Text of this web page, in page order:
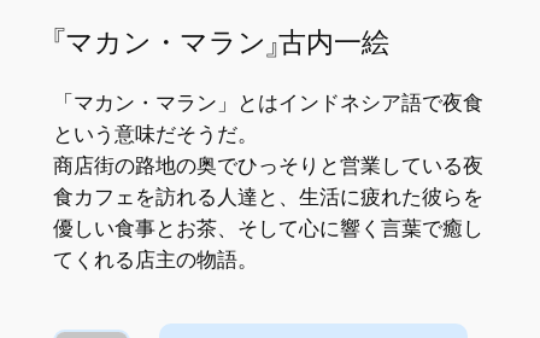
『マカン・マラン』古内一絵
「マカン・マラン」とはインドネシア語で夜食
という意味だそうだ。
商店街の路地の奥でひっそりと営業している夜
食カフェを訪れる人達と、生活に疲れた彼らを
優しい食事とお茶、そして心に響く言葉で癒し
てくれる店主の物語。